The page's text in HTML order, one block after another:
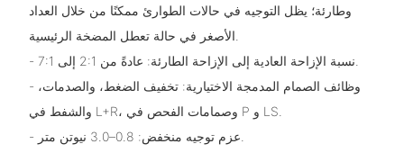
وطارئة؛ يظل التوجيه في حالات الطوارئ ممكنًا من خلال العداد
الأصغر في حالة تعطل المضخة الرئيسية.
- نسبة الإزاحة العادية إلى الإزاحة الطارئة: عادةً من 2:1 إلى 7:1.
- وظائف الصمام المدمجة الاختيارية: تخفيف الضغط، والصدمات،
والشفط في L+R، وصمامات الفحص في P و LS.
- عزم توجيه منخفض: 0.8–3.0 نيوتن متر.